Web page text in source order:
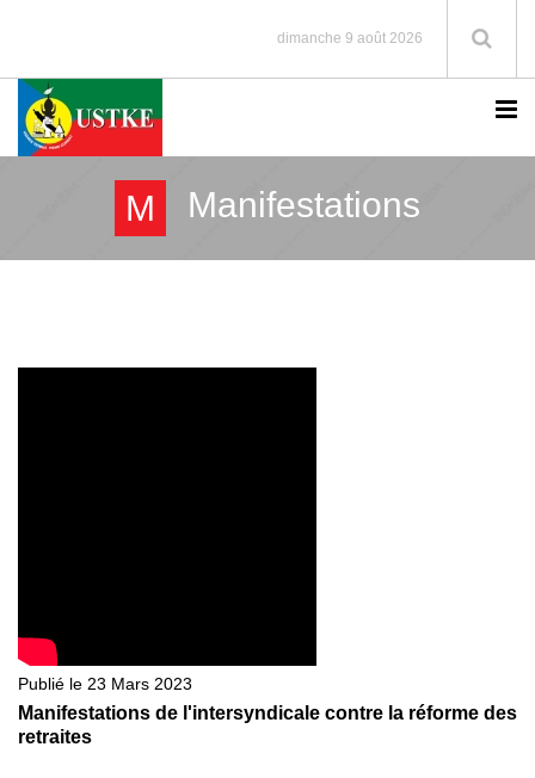
dimanche 9 août 2026
M Manifestations
Publié le 23 Mars 2023
Manifestations de l'intersyndicale contre la réforme des
retraites